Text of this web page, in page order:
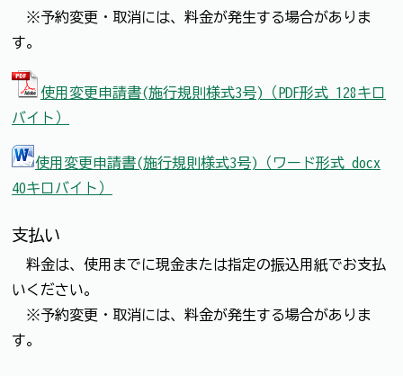
※予約変更・取消には、料金が発生する場合がありま
す。
使用変更申請書(施行規則様式3号)（PDF形式 128キロ
バイト）
使用変更申請書(施行規則様式3号)（ワード形式 docx
40キロバイト）
支払い
料金は、使用までに現金または指定の振込用紙でお支払
いください。
※予約変更・取消には、料金が発生する場合がありま
す。